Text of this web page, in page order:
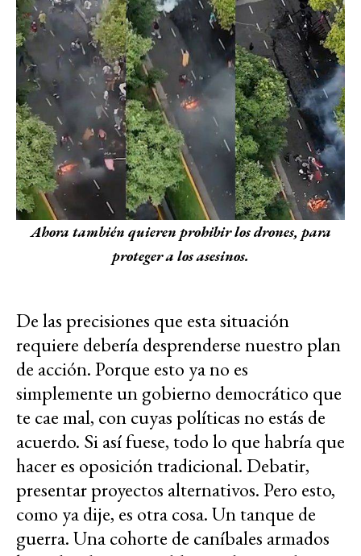
Ahora también quieren prohibir los drones, para
proteger a los asesinos.
De las precisiones que esta situación
requiere debería desprenderse nuestro plan
de acción. Porque esto ya no es
simplemente un gobierno democrático que
te cae mal, con cuyas políticas no estás de
acuerdo. Si así fuese, todo lo que habría que
hacer es oposición tradicional. Debatir,
presentar proyectos alternativos. Pero esto,
como ya dije, es otra cosa. Un tanque de
guerra. Una cohorte de caníbales armados